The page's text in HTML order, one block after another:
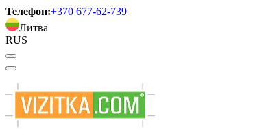
Телефон:+370 677-62-739
Литва
RUS